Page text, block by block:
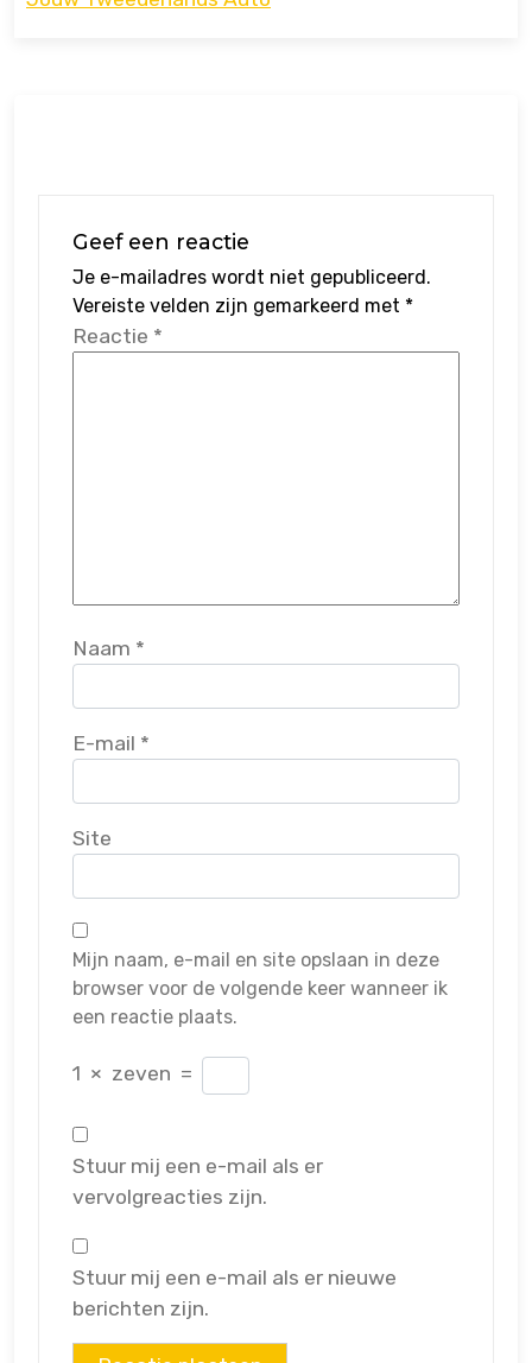
Geef een reactie
Je e-mailadres wordt niet gepubliceerd.
Vereiste velden zijn gemarkeerd met *
Reactie *
Naam *
E-mail *
Site
Mijn naam, e-mail en site opslaan in deze
browser voor de volgende keer wanneer ik
een reactie plaats.
1 × zeven =
Stuur mij een e-mail als er
vervolgreacties zijn.
Stuur mij een e-mail als er nieuwe
berichten zijn.